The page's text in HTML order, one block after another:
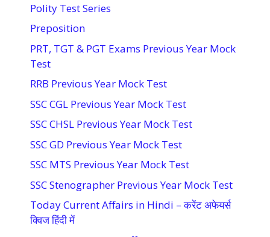
Polity Test Series
Preposition
PRT, TGT & PGT Exams Previous Year Mock
Test
RRB Previous Year Mock Test
SSC CGL Previous Year Mock Test
SSC CHSL Previous Year Mock Test
SSC GD Previous Year Mock Test
SSC MTS Previous Year Mock Test
SSC Stenographer Previous Year Mock Test
Today Current Affairs in Hindi – करेंट अफेयर्स
क्विज हिंदी में